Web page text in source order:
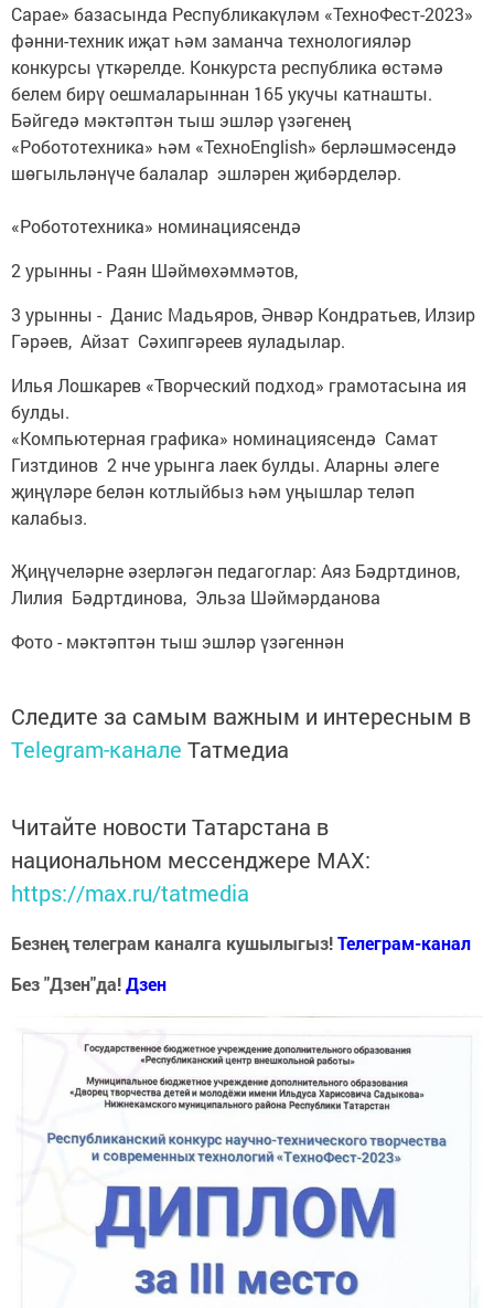
Сарае» базасында Республикакүләм «ТехноФест-2023»
фәнни-техник иҗат һәм заманча технологияләр
конкурсы үткәрелде. Конкурста республика өстәмә
белем бирү оешмаларыннан 165 укучы катнашты.
Бәйгедә мәктәптән тыш эшләр үзәгенең
«Робототехника» һәм «ТехноEnglish» берләшмәсендә
шөгыльләнүче балалар эшләрен җибәрделәр.
«Робототехника» номинациясендә
2 урынны - Раян Шәймөхәммәтов,
3 урынны - Данис Мадьяров, Әнвәр Кондратьев, Илзир
Гәрәев, Айзат Сәхипгәреев яуладылар.
Илья Лошкарев «Творческий подход» грамотасына ия
булды.
«Компьютерная графика» номинациясендә Самат
Гизтдинов 2 нче урынга лаек булды. Аларны әлеге
җиңүләре белән котлыйбыз һәм уңышлар теләп
калабыз.
Җиңүчеләрне әзерләгән педагоглар: Аяз Бәдртдинов,
Лилия Бәдртдинова, Эльза Шәймәрданова
Фото - мәктәптән тыш эшләр үзәгеннән
Следите за самым важным и интересным в
Telegram-канале Татмедиа
Читайте новости Татарстана в
национальном мессенджере MАХ:
https://max.ru/tatmedia
Безнең телеграм каналга кушылыгыз!Телеграм-канал
Без "Дзен"да!Дзен